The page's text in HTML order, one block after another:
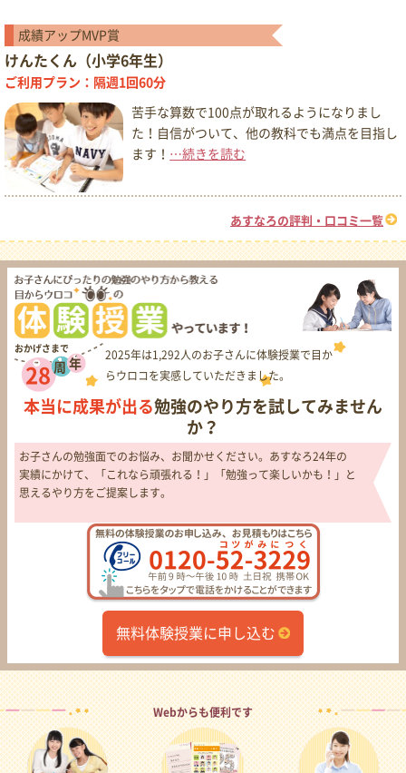
成績アップMVP賞
けんたくん（小学6年生）
ご利用プラン：隔週1回60分
苦手な算数で100点が取れるようになりまし
た！自信がついて、他の教科でも満点を目指し
ます！ …続きを読む
あすなろの評判・口コミ一覧
おかげさまで
28 周 年
2025年は1,292人のお子さんに体験授業で目か
らウロコを実感していただきました。
本当に成果が出る勉強のやり方を試してみません
か？
お子さんの勉強面でのお悩み、お聞かせください。あすなろ24年の
実績にかけて、「これなら頑張れる！」「勉強って楽しいかも！」と
思えるやり方をご提案します。
無料体験授業に申し込む
Webからも便利です